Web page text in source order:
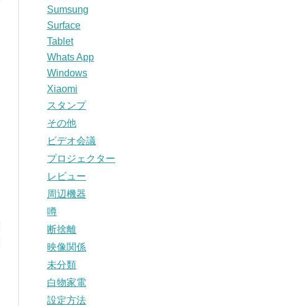
Sumsung
Surface
Tablet
Whats App
Windows
Xiaomi
スタンプ
その他
ビデオ会議
プロジェクター
レビュー
周辺機器
噂
断捨離
映像関係
未分類
白物家電
設定方法